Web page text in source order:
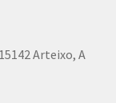
Arteixo, A